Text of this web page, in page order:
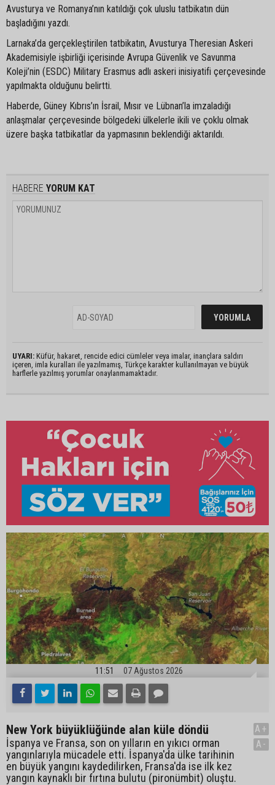
Avusturya ve Romanya’nın katıldığı çok uluslu tatbikatın dün
başladığını yazdı.
Larnaka’da gerçekleştirilen tatbikatın, Avusturya Theresian Askeri
Akademisiyle işbirliği içerisinde Avrupa Güvenlik ve Savunma
Koleji’nin (ESDC) Military Erasmus adlı askeri inisiyatifi çerçevesinde
yapılmakta olduğunu belirtti.
Haberde, Güney Kıbrıs’ın İsrail, Mısır ve Lübnan’la imzaladığı
anlaşmalar çerçevesinde bölgedeki ülkelerle ikili ve çoklu olmak
üzere başka tatbikatlar da yapmasının beklendiği aktarıldı.
HABERE YORUM KAT
UYARI: Küfür, hakaret, rencide edici cümleler veya imalar, inançlara saldırı
içeren, imla kuralları ile yazılmamış, Türkçe karakter kullanılmayan ve büyük
harflerle yazılmış yorumlar onaylanmamaktadır.
11:51 07 Ağustos 2026
New York büyüklüğünde alan küle döndü
İspanya ve Fransa, son on yılların en yıkıcı orman
yangınlarıyla mücadele etti. İspanya'da ülke tarihinin
en büyük yangını kaydedilirken, Fransa'da ise ilk kez
yangın kaynaklı bir fırtına bulutu (pironümbit) oluştu.
A+
A-